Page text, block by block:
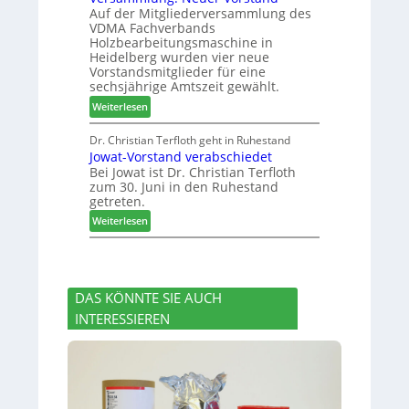
z
a
h
l
e
n
t
b
e
P
r
o
u
k
t
s
u
c
f
o
r
d
e
r
t
N
a
c
h
b
e
s
s
u
g
e
Auf der Mitgliederversammlung des
VDMA Fachverbands
Holzbearbeitungsmaschine in
Heidelberg wurden vier neue
Vorstandsmitglieder für eine
sechsjährige Amtszeit gewählt.
Weiterlesen:
V
e
r
s
a
m
l
g
:
N
r
Dr. Christian Terfloth geht in Ruhestand
Jowat-Vorstand verabschiedet
Bei Jowat ist Dr. Christian Terfloth
zum 30. Juni in den Ruhestand
getreten.
Weiterlesen:
J
a
t
-
s
DAS KÖNNTE SIE AUCH
INTERESSIEREN